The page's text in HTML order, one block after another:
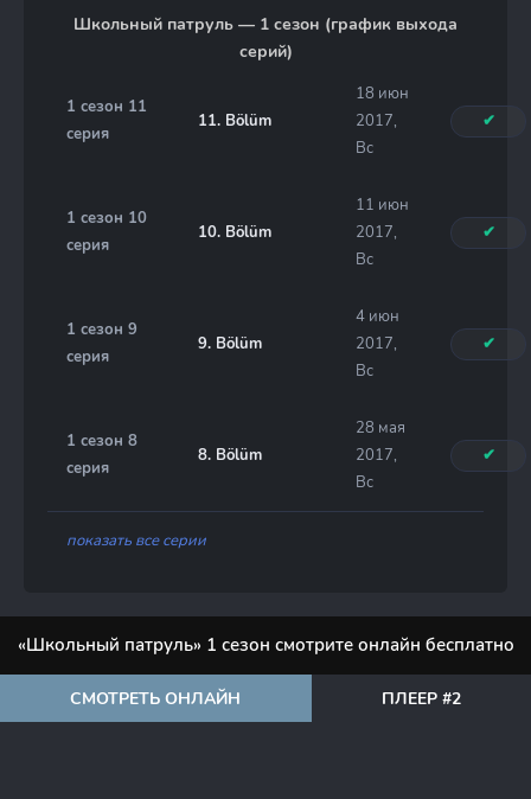
Школьный патруль — 1 сезон (график выхода
серий)
1 сезон 11
серия
11. Bölüm
18 июн
2017,
Вс
✔
1 сезон 10
серия
10. Bölüm
11 июн
2017,
Вс
✔
1 сезон 9
серия
9. Bölüm
4 июн
2017,
Вс
✔
1 сезон 8
серия
8. Bölüm
28 мая
2017,
Вс
✔
показать все серии
«Школьный патруль» 1 сезон смотрите онлайн бесплатно
СМОТРЕТЬ ОНЛАЙН ПЛЕЕР #2